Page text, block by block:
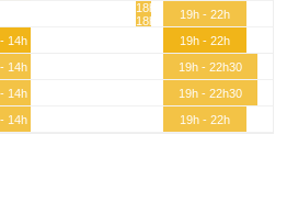
18h -
18h30
19h - 22h
14h
19h - 22h
14h
19h - 22h30
14h
19h - 22h30
14h 19h - 22h